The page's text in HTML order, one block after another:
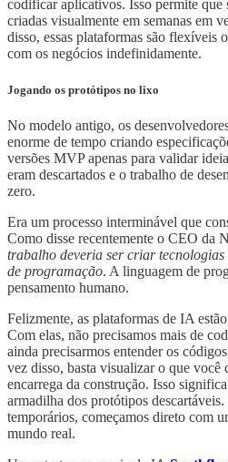
codificar aplicativos. Isso permite que
criadas visualmente em semanas em
disso, essas plataformas são flexíveis
com os negócios indefinidamente.
Jogando os protótipos no lixo
No modelo antigo, os
enorme de tempo criando
versões MVP apenas para validar
eram descartados e o trabalho de
zero.
Era um processo interminável que
Como disse recentemente o CEO da
trabalho deveria ser criar tecnologias
de programação. A linguagem de
pensamento humano.
Felizmente, as plataformas de IA
Com elas, não precisamos mais de
ainda precisarmos entender os
vez disso, basta visualizar o que você
encarrega da construção. Isso
armadilha dos protótipos
temporários, começamos direto com
mundo real.